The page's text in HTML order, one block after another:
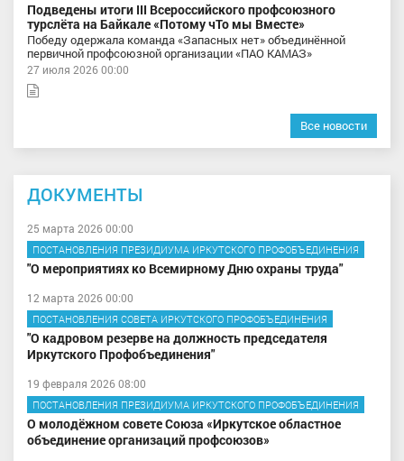
Подведены итоги III Всероссийского профсоюзного
турслёта на Байкале «Потому чТо мы Вместе»
Победу одержала команда «Запасных нет» объединённой
первичной профсоюзной организации «ПАО КАМАЗ»
27 июля 2026 00:00
Все новости
ДОКУМЕНТЫ
25 марта 2026 00:00
ПОСТАНОВЛЕНИЯ ПРЕЗИДИУМА ИРКУТСКОГО ПРОФОБЪЕДИНЕНИЯ
"О мероприятиях ко Всемирному Дню охраны труда"
12 марта 2026 00:00
ПОСТАНОВЛЕНИЯ СОВЕТА ИРКУТСКОГО ПРОФОБЪЕДИНЕНИЯ
"О кадровом резерве на должность председателя
Иркутского Профобъединения"
19 февраля 2026 08:00
ПОСТАНОВЛЕНИЯ ПРЕЗИДИУМА ИРКУТСКОГО ПРОФОБЪЕДИНЕНИЯ
О молодёжном совете Союза «Иркутское областное
объединение организаций профсоюзов»